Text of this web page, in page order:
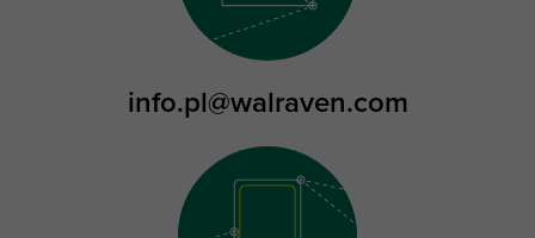
info.pl@walraven.com